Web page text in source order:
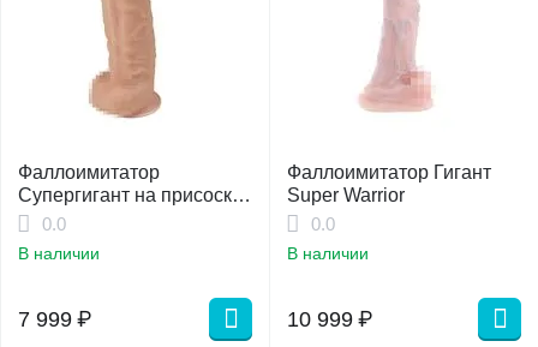
Фаллоимитатор
Супергигант на присоске
42 см
0.0
В наличии
7 999 ₽
Фаллоимитатор Гигант
Super Warrior
0.0
В наличии
10 999 ₽